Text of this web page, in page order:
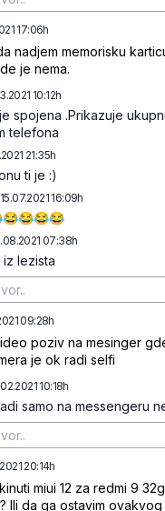
17:06h
nadjem memorisku
je nema.
10:12h
spojena .Prikazuje
telefona
21:35h
ti je :)
15.07.2021 16:09h
07:38h
iz lezista
09:28h
poziv na mesinger
je ok radi selfi
10:18h
samo na messengeru
20:14h
miui 12 za redmi 9
Ili da ga ostavim ovakvog